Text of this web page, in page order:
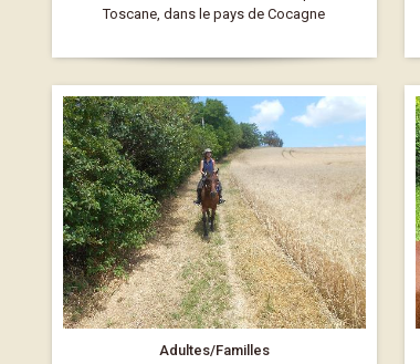
Toscane, dans le pays de Cocagne
Adultes/Familles